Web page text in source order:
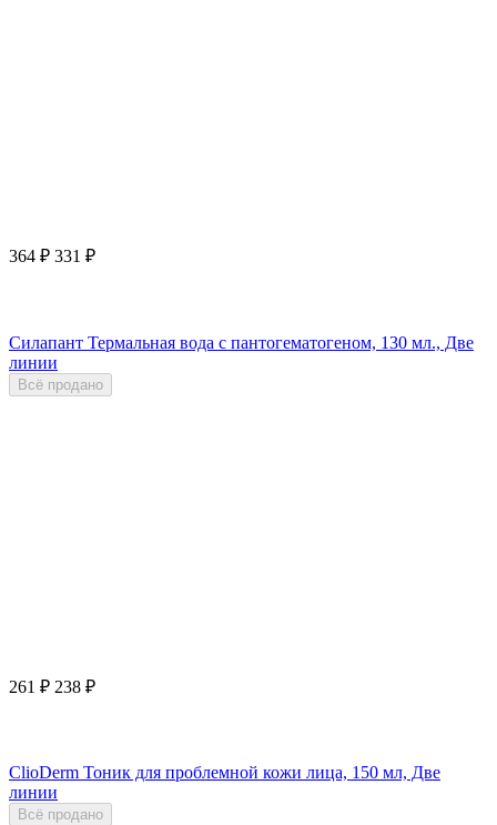
364 ₽ 331 ₽
Силапант Термальная вода с пантогематогеном, 130 мл., Две
линии
Всё продано
261 ₽ 238 ₽
ClioDerm Тоник для проблемной кожи лица, 150 мл, Две
линии
Всё продано